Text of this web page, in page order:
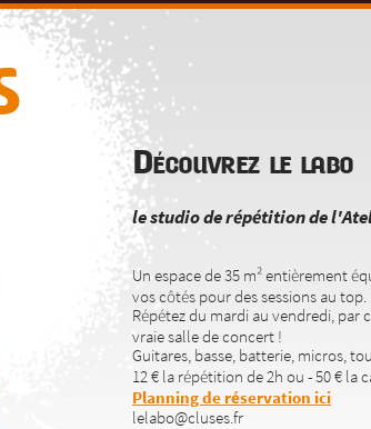
Découvrez le labo
le studio de répétition de
Un espace de 35 m² entièrement
vos côtés pour des sessions au top.
Répétez du mardi au vendredi, par
vraie salle de concert !
Guitares, basse, batterie, micros,
12 € la répétition de 2h ou - 50 € la
Planning de réservation ici
lelabo@cluses.fr